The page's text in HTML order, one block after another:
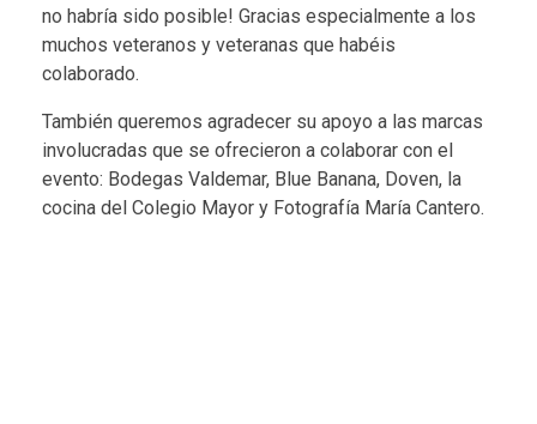
no habría sido posible! Gracias especialmente a los
muchos veteranos y veteranas que habéis
colaborado.
También queremos agradecer su apoyo a las marcas
involucradas que se ofrecieron a colaborar con el
evento: Bodegas Valdemar, Blue Banana, Doven, la
cocina del Colegio Mayor y Fotografía María Cantero.